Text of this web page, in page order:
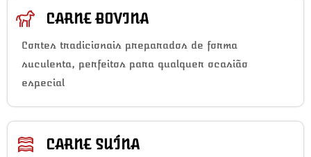
CARNE BOVINA
Cortes tradicionais preparados de forma
suculenta, perfeitos para qualquer ocasião
especial
CARNE SUÍNA